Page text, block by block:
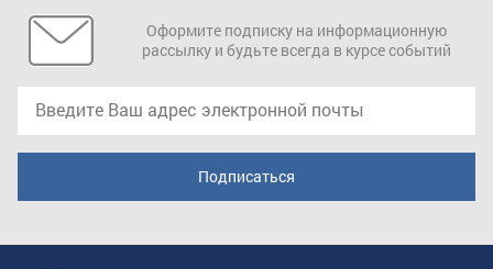
Оформите подписку на информационную
рассылку и будьте всегда в курсе событий